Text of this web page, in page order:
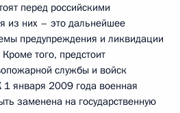
перед российскими
из них – это дальнейшее
предупреждения и ликвидации
того, предстоит
службы и войск
января 2009 года военная
заменена на государственную